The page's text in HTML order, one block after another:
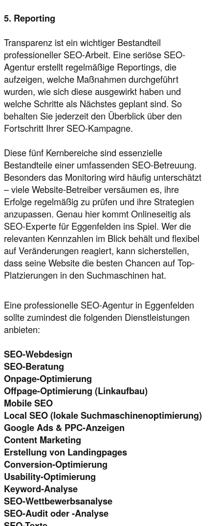
5. Reporting
Transparenz ist ein wichtiger Bestandteil
professioneller SEO-Arbeit. Eine seriöse SEO-
Agentur erstellt regelmäßige Reportings, die
aufzeigen, welche Maßnahmen durchgeführt
wurden, wie sich diese ausgewirkt haben und
welche Schritte als Nächstes geplant sind. So
behalten Sie jederzeit den Überblick über den
Fortschritt Ihrer SEO-Kampagne.
Diese fünf Kernbereiche sind essenzielle
Bestandteile einer umfassenden SEO-Betreuung.
Besonders das Monitoring wird häufig unterschätzt
– viele Website-Betreiber versäumen es, ihre
Erfolge regelmäßig zu prüfen und ihre Strategien
anzupassen. Genau hier kommt Onlineseitig als
SEO-Experte für Eggenfelden ins Spiel. Wer die
relevanten Kennzahlen im Blick behält und flexibel
auf Veränderungen reagiert, kann sicherstellen,
dass seine Website die besten Chancen auf Top-
Platzierungen in den Suchmaschinen hat.
Eine professionelle SEO-Agentur in Eggenfelden
sollte zumindest die folgenden Dienstleistungen
anbieten:
SEO-Webdesign
SEO-Beratung
Onpage-Optimierung
Offpage-Optimierung (Linkaufbau)
Mobile SEO
Local SEO (lokale Suchmaschinenoptimierung)
Google Ads & PPC-Anzeigen
Content Marketing
Erstellung von Landingpages
Conversion-Optimierung
Usability-Optimierung
Keyword-Analyse
SEO-Wettbewerbsanalyse
SEO-Audit oder -Analyse